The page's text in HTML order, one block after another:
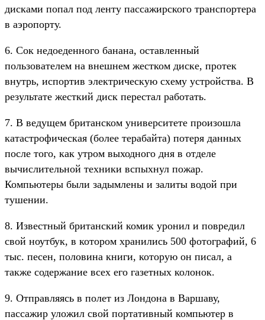
дисками попал под ленту пассажирского транспортера
в аэропорту.
6. Сок недоеденного банана, оставленный
пользователем на внешнем жестком диске, протек
внутрь, испортив электрическую схему устройства. В
результате жесткий диск перестал работать.
7. В ведущем британском университете произошла
катастрофическая (более терабайта) потеря данных
после того, как утром выходного дня в отделе
вычислительной техники вспыхнул пожар.
Компьютеры были задымлены и залиты водой при
тушении.
8. Известный британский комик уронил и повредил
свой ноутбук, в котором хранились 500 фотографий, 6
тыс. песен, половина книги, которую он писал, а
также содержание всех его газетных колонок.
9. Отправляясь в полет из Лондона в Варшаву,
пассажир уложил свой портативный компьютер в